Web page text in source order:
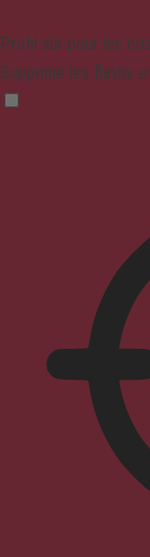
Profil sûr pour les
Supprime les flashs